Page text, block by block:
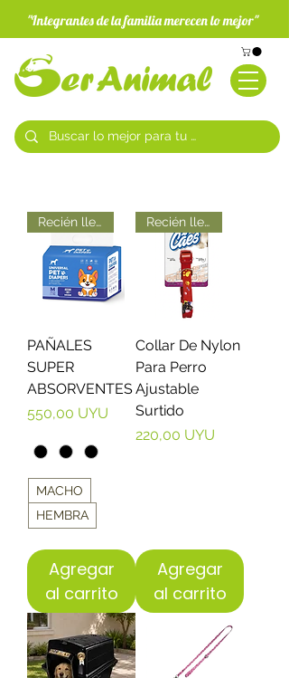
"Integrantes de la familia merecen lo mejor"
Recién llegados
PAÑALES
SUPER
ABSORVENTES
Precio
550,00 UYU
MACHO
HEMBRA
Agregar
al carrito
Recién llegados
Collar De Nylon
Para Perro
Ajustable
Surtido
Precio
220,00 UYU
Agregar
al carrito